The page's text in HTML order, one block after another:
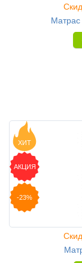
ХИТ
АКЦИЯ
-23%